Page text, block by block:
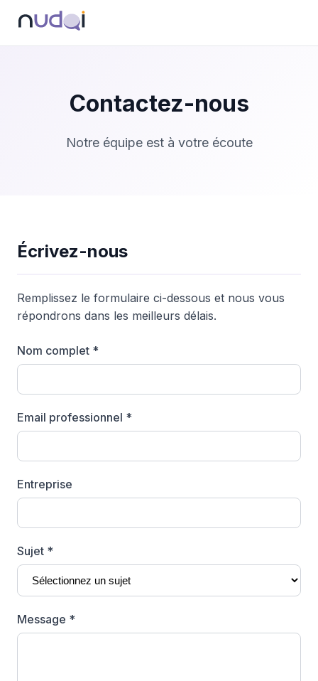
Contactez-nous
Notre équipe est à votre écoute
Écrivez-nous
Remplissez le formulaire ci-dessous et nous vous
répondrons dans les meilleurs délais.
Nom complet *
Email professionnel *
Entreprise
Sujet *
Message *